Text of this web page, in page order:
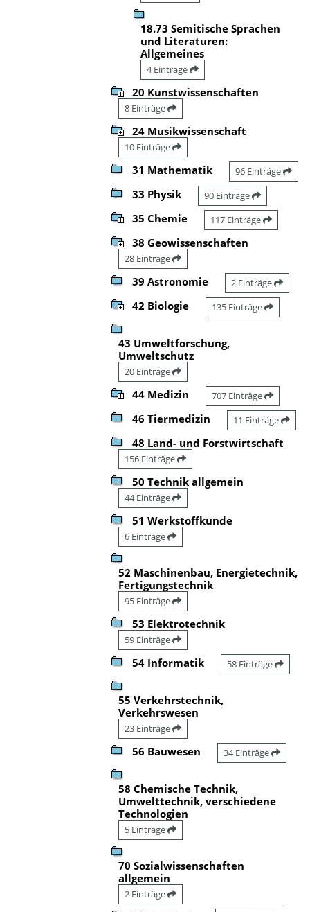
18.73 Semitische Sprachen
und Literaturen:
Allgemeines
4 Einträge
20 Kunstwissenschaften
8 Einträge
24 Musikwissenschaft
10 Einträge
31 Mathematik 96 Einträge
33 Physik 90 Einträge
35 Chemie 117 Einträge
38 Geowissenschaften
28 Einträge
39 Astronomie 2 Einträge
42 Biologie 135 Einträge
43 Umweltforschung,
Umweltschutz
20 Einträge
44 Medizin 707 Einträge
46 Tiermedizin 11 Einträge
48 Land- und Forstwirtschaft
156 Einträge
50 Technik allgemein
44 Einträge
51 Werkstoffkunde
6 Einträge
52 Maschinenbau, Energietechnik,
Fertigungstechnik
95 Einträge
53 Elektrotechnik
59 Einträge
54 Informatik 58 Einträge
55 Verkehrstechnik,
Verkehrswesen
23 Einträge
56 Bauwesen 34 Einträge
58 Chemische Technik,
Umwelttechnik, verschiedene
Technologien
5 Einträge
70 Sozialwissenschaften
allgemein
2 Einträge